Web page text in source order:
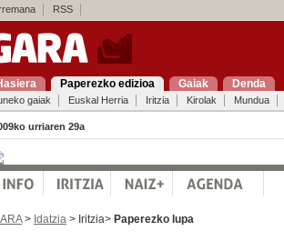
RSS
Paperezko edizioa Gaiak Denda
gaiak Euskal Herria Iritzia Kirolak Mundua
urriaren 29a
> Idatzia > Iritzia> Paperezko lupa